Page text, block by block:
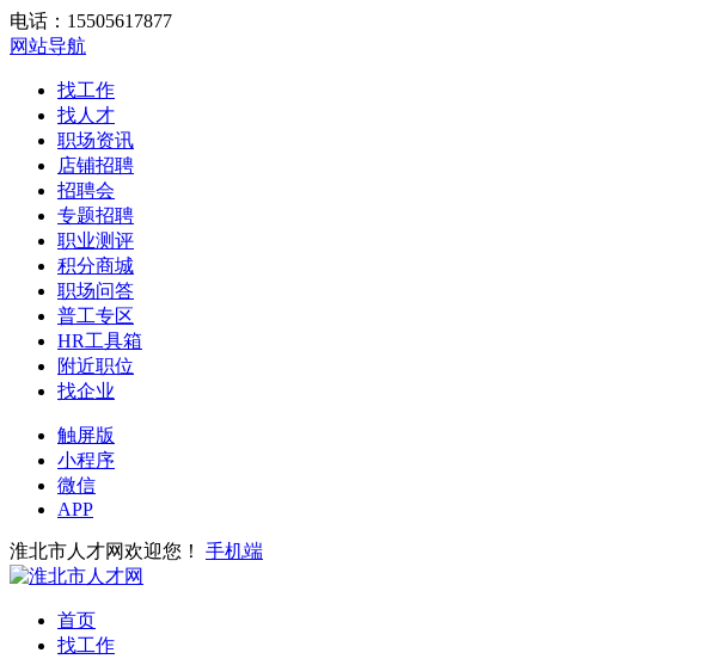
电话：15505617877
网站导航
找工作
找人才
职场资讯
店铺招聘
招聘会
专题招聘
职业测评
积分商城
职场问答
普工专区
HR工具箱
附近职位
找企业
触屏版
小程序
微信
APP
淮北市人才网欢迎您！ 手机端
首页
找工作